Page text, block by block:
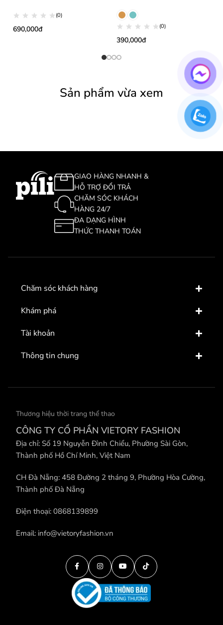
(0)
690,000đ (0)
390,000đ
Sản phẩm vừa xem
GIAO HÀNG NHANH &
HỖ TRỢ ĐỔI TRẢ
CHĂM SÓC KHÁCH
HÀNG 24/7
ĐA DẠNG HÌNH
THỨC THANH TOÁN
Chăm sóc khách hàng
Khám phá
Tài khoản
Thông tin chung
Thương hiệu thời trang thể thao
CÔNG TY CỔ PHẦN VIETORY FASHION
Địa chỉ: Số 19 Nguyễn Đình Chiểu, Phường Sài Gòn,
Thành phố Hồ Chí Minh, Việt Nam
CH Đà Nẵng: 458 Đường 2 tháng 9, Phường Hòa Cường,
Thành phố Đà Nẵng
Điện thoại: 0868139899
Email: info@vietoryfashion.vn